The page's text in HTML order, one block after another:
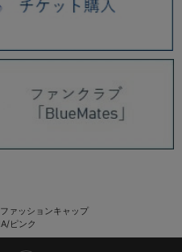
ファッションキャップ
ピンク